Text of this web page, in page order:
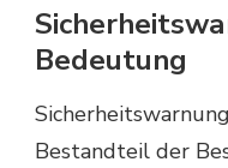
Bedeutung
Bestandteil der